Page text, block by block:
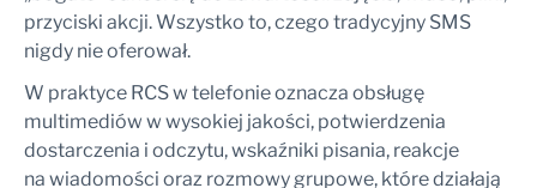
przyciski akcji. Wszystko to, czego tradycyjny SMS
nigdy nie oferował.
W praktyce RCS w telefonie oznacza obsługę
multimediów w wysokiej jakości, potwierdzenia
dostarczenia i odczytu, wskaźniki pisania, reakcje
na wiadomości oraz rozmowy grupowe, które działają